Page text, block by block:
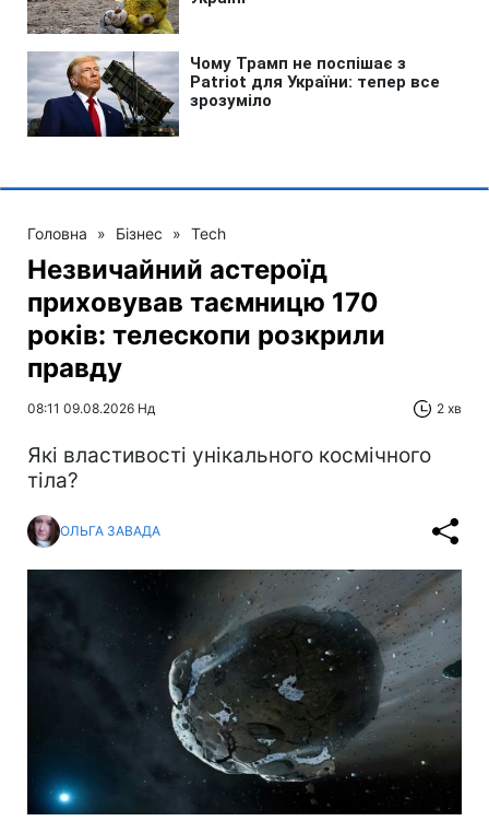
Головна » Бізнес » Tech
Незвичайний астероїд
приховував таємницю 170
років: телескопи розкрили
правду
08:11 09.08.2026 Нд 2 хв
Які властивості унікального космічного
тіла?
ОЛЬГА ЗАВАДА